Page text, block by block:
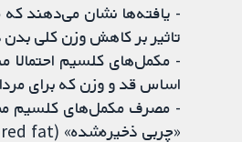
- یافته‌ها نشان می‌دهند
تاثیر بر کاهش وزن کلی بدن
اساس قد و وزن که برای
- مصرف مکمل‌های کلسیم